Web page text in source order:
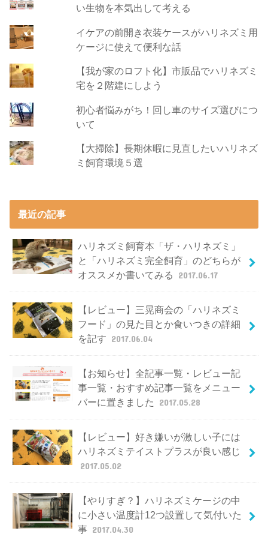
い生物を本気出して考える
イケアの前開き衣装ケースがハリネズミ用
ケージに使えて便利な話
【我が家のロフト化】市販品でハリネズミ
宅を２階建にしよう
初心者悩みがち！回し車のサイズ選びにつ
いて
【大掃除】長期休暇に見直したいハリネズ
ミ飼育環境５選
最近の記事
ハリネズミ飼育本「ザ・ハリネズミ」
と「ハリネズミ完全飼育」のどちらが
オススメか書いてみる
2017.06.17
【レビュー】三晃商会の「ハリネズミ
フード」の見た目とか食いつきの詳細
を記す 2017.06.04
【お知らせ】全記事一覧・レビュー記
事一覧・おすすめ記事一覧をメニュー
バーに置きました
2017.05.28
【レビュー】好き嫌いが激しい子には
ハリネズミテイストプラスが良い感じ
2017.05.02
【やりすぎ？】ハリネズミケージの中
に小さい温度計12つ設置して気付いた
事 2017.04.30